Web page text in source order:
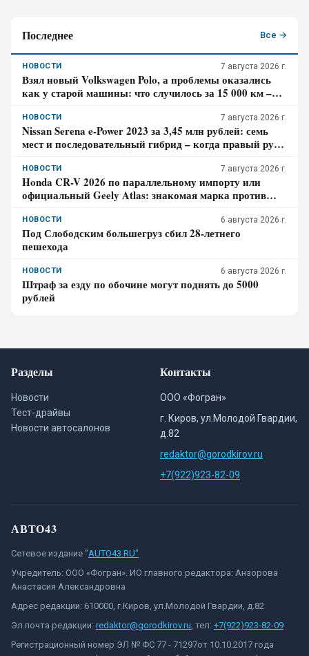
Последнее Все →
НОВОСТИ 7 августа 2026 г.
Взял новый Volkswagen Polo, а проблемы оказались
как у старой машины: что случилось за 15 000 км –
НОВОСТИ 7 августа 2026 г.
Nissan Serena e-Power 2023 за 3,45 млн рублей: семь
мест и последовательный гибрид – когда правый руль
НОВОСТИ 7 августа 2026 г.
Honda CR-V 2026 по параллельному импорту или
официальный Geely Atlas: знакомая марка против
НОВОСТИ 6 августа 2026 г.
Под Слободским большегруз сбил 28-летнего
пешехода
НОВОСТИ 6 августа 2026 г.
Штраф за езду по обочине могут поднять до 5000
рублей
Разделы
Новости
Тест-драйвы
Новости автосалонов
Контакты
ООО «Фогран»
г. Киров, ул.Молодой Гвардии,
д.82
redaktor@gorodkirov.ru
+7(922)923-82-09
АВТО43
Сетевое издание "AUTO43.RU"
Учредитель: ООО «Фогран». ИО главного редактора: Анзорова
Анастасия Александровна
Адрес редакции: 610000, г.Киров, ул.Молодой Гвардии, д.82
Эл.почта редакции: redaktor@gorodkirov.ru, тел: +7(922)923-82-09
Регистрационный номер ЭЛ № ФС 77 - 71297от 10.10.2017 года